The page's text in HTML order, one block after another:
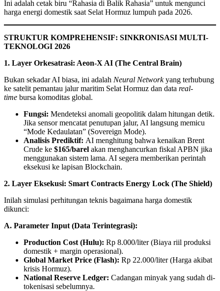
Ini adalah cetak biru “Rahasia di Balik Rahasia” untuk mengunci
harga energi domestik saat Selat Hormuz lumpuh pada 2026.
STRUKTUR KOMPREHENSIF: SINKRONISASI MULTI-
TEKNOLOGI 2026
1. Layer Orkesatrasi: Aeon-X AI (The Central Brain)
Bukan sekadar AI biasa, ini adalah Neural Networkyang terhubung
ke satelit pemantau jalur maritim Selat Hormuz dan data real-
time bursa komoditas global.
Fungsi: Mendeteksi anomali geopolitik dalam hitungan detik.
Jika sensor mencatat penutupan jalur, AI langsung memicu
“Mode Kedaulatan” (Sovereign Mode).
Analisis Prediktif: AI menghitung bahwa kenaikan Brent
Crude ke $165/barel akan menghancurkan fiskal APBN jika
menggunakan sistem lama. AI segera memberikan perintah
eksekusi ke lapisan Blockchain.
2. Layer Eksekusi: Smart Contracts Energy Lock (The Shield)
Inilah simulasi perhitungan teknis bagaimana harga domestik
dikunci:
A. Parameter Input (Data Terintegrasi):
Production Cost (Hulu): Rp 8.000/liter (Biaya riil produksi
domestik + margin operasional).
Global Market Price (Flash): Rp 22.000/liter (Harga akibat
krisis Hormuz).
National Reserve Ledger: Cadangan minyak yang sudah di-
tokenisasi sebelumnya.